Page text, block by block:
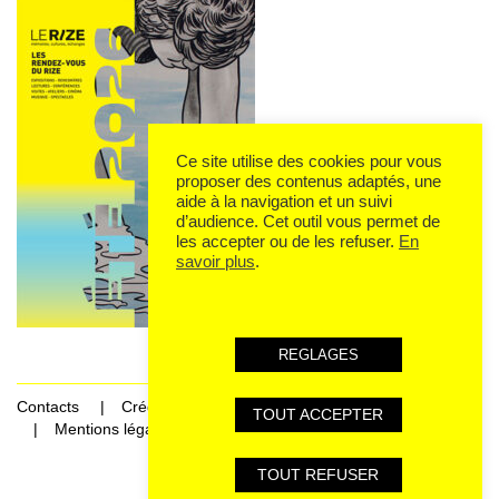
Contacts
Crédits
Mentions légales et données personnelles
Ce site utilise des cookies pour vous
proposer des contenus adaptés, une
aide à la navigation et un suivi
d’audience. Cet outil vous permet de
les accepter ou de les refuser. En
savoir plus.
REGLAGES
TOUT ACCEPTER
TOUT REFUSER